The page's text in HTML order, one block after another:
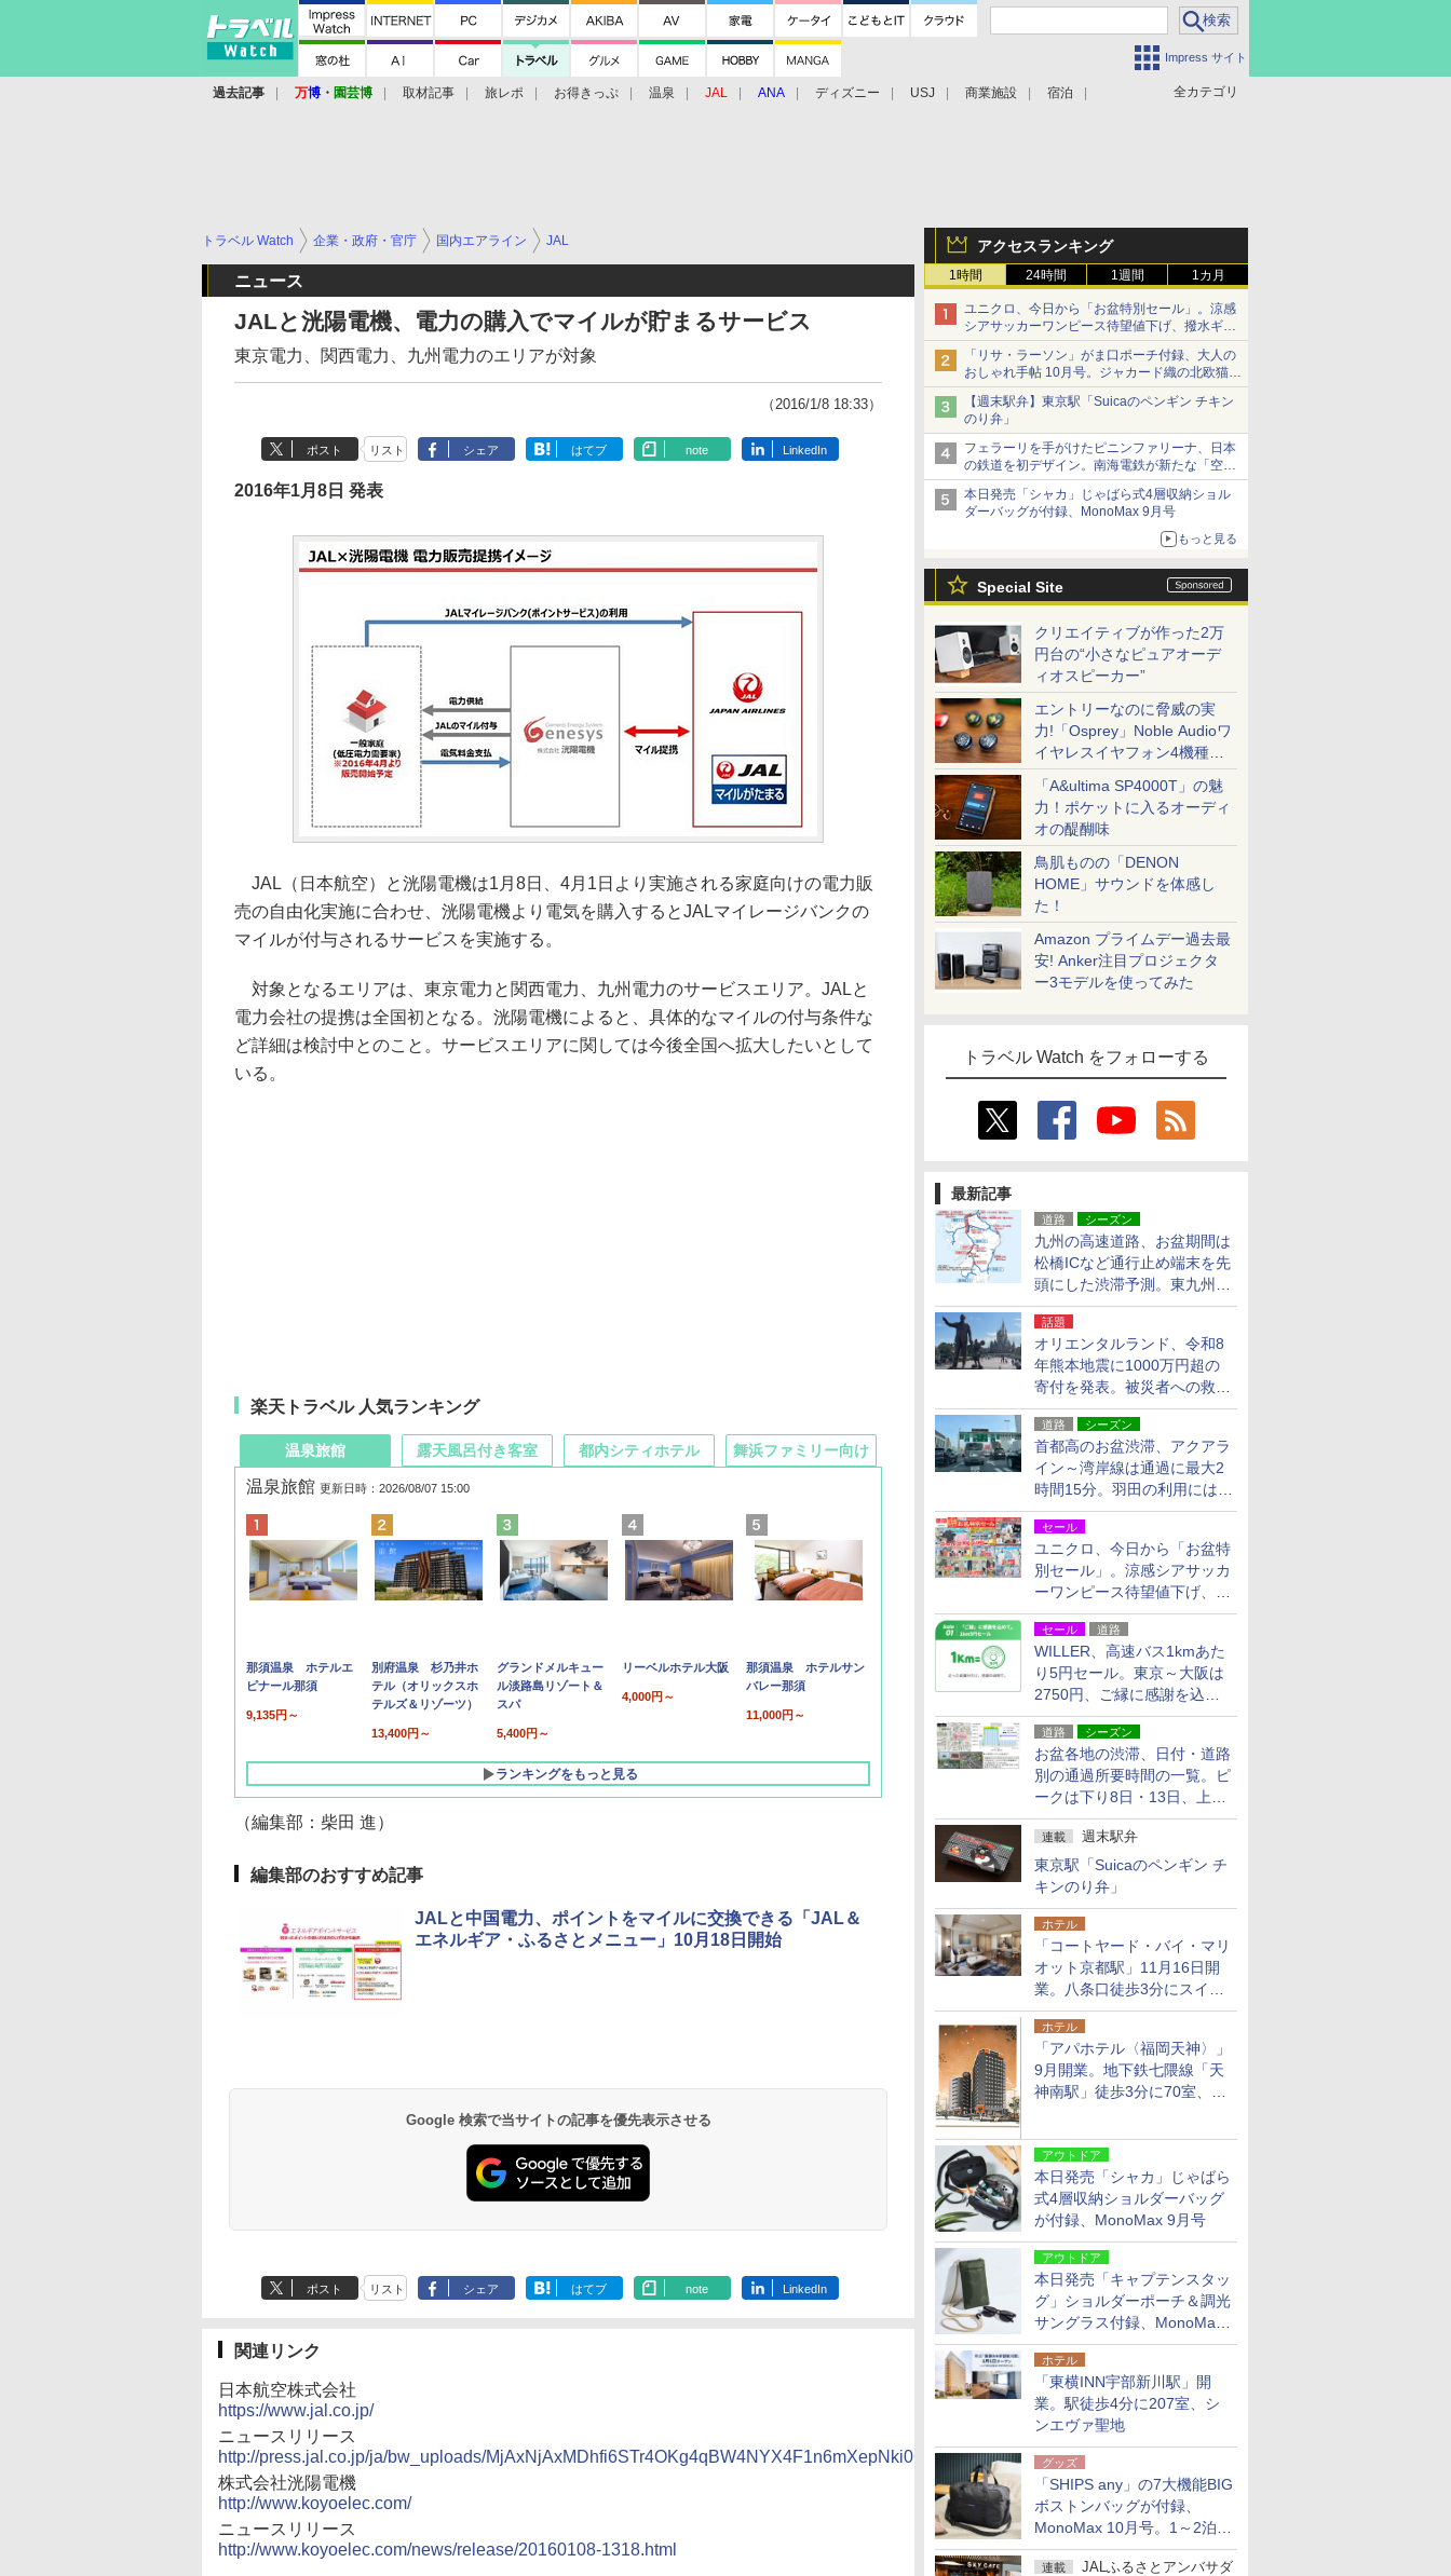
Impress サイト
全カテゴリ
過去記事 万博 ・ 園芸博 取材記事 旅レポ お得きっぷ 温泉 JAL ANA ディズニー USJ 商業施設 宿泊
アクセスランキング
1時間 24時間 1週間 1カ月
ユニクロ、今日から「お盆特別セール」。涼感
シアサッカーワンピース待望値下げ、撥水ギア
ショーツは1990円に
「リサ・ラーソン」がま口ポーチ付録、大人の
おしゃれ手帖 10月号。ジャカード織の北欧猫デ
ザイン
【週末駅弁】東京駅「Suicaのペンギン チキン
のり弁」
フェラーリを手がけたピニンファリーナ、日本
の鉄道を初デザイン。南海電鉄が新たな「空港
特急」をなにわ筋線へ導入
本日発売「シャカ」じゃばら式4層収納ショル
ダーバッグが付録、MonoMax 9月号
もっと見る
Special Site
クリエイティブが作った2万
円台の“小さなピュアオーデ
ィオスピーカー”
エントリーなのに脅威の実
力!「Osprey」Noble Audioワ
イヤレスイヤフォン4機種を
一気に聴く
「A&ultima SP4000T」の魅
力！ポケットに入るオーディ
オの醍醐味
鳥肌ものの「DENON
HOME」サウンドを体感し
た！
Amazon プライムデー過去最
安! Anker注目プロジェクタ
ー3モデルを使ってみた
トラベル Watch をフォローする
最新記事
道路 シーズン
九州の高速道路、お盆期間は
松橋ICなど通行止め端末を先
頭にした渋滞予測。東九州道
への迂回は料金調整を実施
話題
オリエンタルランド、令和8
年熊本地震に1000万円超の
寄付を発表。被災者への救援
活動・復旧支援
道路 シーズン
首都高のお盆渋滞、アクアラ
イン～湾岸線は通過に最大2
時間15分。羽田の利用には
「空港西出口」の利用検討を
セール
ユニクロ、今日から「お盆特
別セール」。涼感シアサッカ
ーワンピース待望値下げ、撥
水ギアショーツは1990円に
セール 道路
WILLER、高速バス1kmあた
り5円セール。東京～大阪は
2750円、ご縁に感謝を込め
た20周年記念キャンペーン
道路 シーズン
お盆各地の渋滞、日付・道路
別の通過所要時間の一覧。ピ
ークは下り8日・13日、上り
14日・15日
連載 週末駅弁
東京駅「Suicaのペンギン チ
キンのり弁」
ホテル
「コートヤード・バイ・マリ
オット京都駅」11月16日開
業。八条口徒歩3分にスイー
ト含む全270室、ダイニング
も併設
ホテル
「アパホテル〈福岡天神〉」
9月開業。地下鉄七隈線「天
神南駅」徒歩3分に70室、エ
アウトドア
本日発売「シャカ」じゃばら
式4層収納ショルダーバッグ
が付録、MonoMax 9月号
アウトドア
本日発売「キャプテンスタッ
グ」ショルダーポーチ＆調光
サングラス付録、MonoMax
9月号増刊
ホテル
「東横INN宇部新川駅」開
業。駅徒歩4分に207室、シ
ンエヴァ聖地
グッズ
「SHIPS any」の7大機能BIG
ボストンバッグが付録、
MonoMax 10月号。1～2泊の
荷物、キャリーオンも可能
連載
JALふるさとアンバサダ
トラベル Watch 企業・政府・官庁 国内エアライン JAL
ニュース
JALと洸陽電機、電力の購入でマイルが貯まるサービス
東京電力、関西電力、九州電力のエリアが対象
（2016/1/8 18:33）
ポスト リスト シェア はてブ note LinkedIn
2016年1月8日 発表
JAL（日本航空）と洸陽電機は1月8日、4月1日より実施される家庭向けの電力販
売の自由化実施に合わせ、洸陽電機より電気を購入するとJALマイレージバンクの
マイルが付与されるサービスを実施する。
対象となるエリアは、東京電力と関西電力、九州電力のサービスエリア。JALと
電力会社の提携は全国初となる。洸陽電機によると、具体的なマイルの付与条件な
ど詳細は検討中とのこと。サービスエリアに関しては今後全国へ拡大したいとして
いる。
楽天トラベル 人気ランキング
温泉旅館
温泉旅館 更新日時：2026/08/07 15:00
那須温泉 ホテルエ
ピナール那須
9,135円～
別府温泉 杉乃井ホ
テル（オリックスホ
テルズ＆リゾーツ）
13,400円～
グランドメルキュー
ル淡路島リゾート＆
スパ
5,400円～
リーベルホテル大阪
4,000円～
那須温泉 ホテルサン
バレー那須
11,000円～
ランキングをもっと見る
露天風呂付き客室
草津温泉 ホテル櫻
海のサウナ＆スパ
都内シティホテル
品川プリンスホテル 東京ドームホテル
舞浜ファミリー向け
グランドニッコー東
シェラトン・グラン
（編集部：柴田 進）
編集部のおすすめ記事
JALと中国電力、ポイントをマイルに交換できる「JAL＆
エネルギア・ふるさとメニュー」10月18日開始
Google 検索で当サイトの記事を優先表示させる
ポスト リスト シェア はてブ note LinkedIn
関連リンク
日本航空株式会社
https://www.jal.co.jp/
ニュースリリース
http://press.jal.co.jp/ja/bw_uploads/
株式会社洸陽電機
http://www.koyoelec.com/
ニュースリリース
http://www.koyoelec.com/news/release/20160108-1318.html